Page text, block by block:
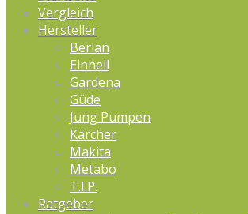
Vergleich
Hersteller
Berlan
Einhell
Gardena
Güde
Jung Pumpen
Kärcher
Makita
Metabo
T.I.P.
Ratgeber